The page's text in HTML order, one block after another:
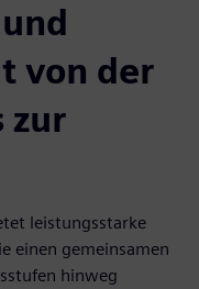
von der
zur
leistungsstarke
einen gemeinsamen
hinweg